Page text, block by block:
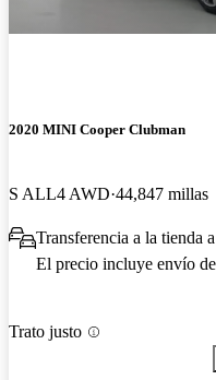
2020 MINI Cooper Clubman
S ALL4 AWD 44,847 millas
Transferencia a la tienda
El precio incluye envío
Trato justo